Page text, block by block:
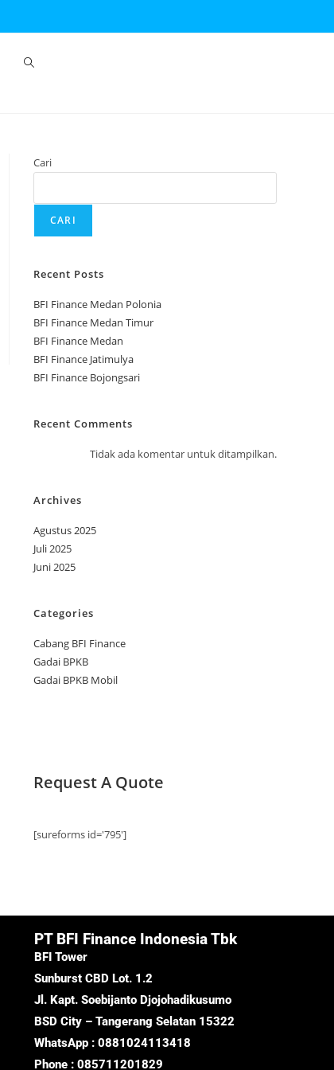
Cari
CARI
Recent Posts
BFI Finance Medan Polonia
BFI Finance Medan Timur
BFI Finance Medan
BFI Finance Jatimulya
BFI Finance Bojongsari
Recent Comments
Tidak ada komentar untuk ditampilkan.
Archives
Agustus 2025
Juli 2025
Juni 2025
Categories
Cabang BFI Finance
Gadai BPKB
Gadai BPKB Mobil
Request A Quote
[sureforms id='795']
PT BFI Finance Indonesia Tbk
BFI Tower
Sunburst CBD Lot. 1.2
Jl. Kapt. Soebijanto Djojohadikusumo
BSD City – Tangerang Selatan 15322
WhatsApp : 0881024113418
Phone : 085711201829